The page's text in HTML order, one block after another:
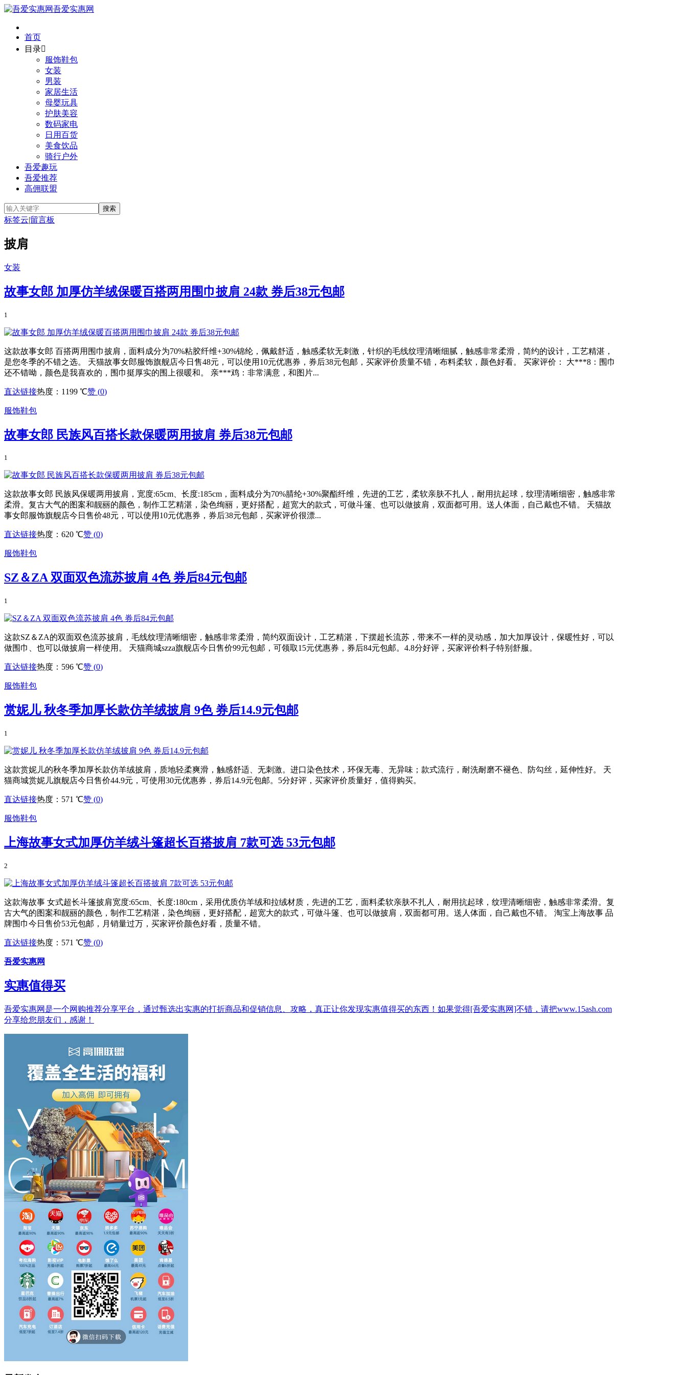
吾爱实惠网
首页
目录
服饰鞋包
女装
男装
家居生活
母婴玩具
护肤美容
数码家电
日用百货
美食饮品
骑行户外
吾爱趣玩
吾爱推荐
高佣联盟
标签云|留言板
披肩
女装
故事女郎 加厚仿羊绒保暖百搭两用围巾披肩 24款 券后38元包邮
1
这款故事女郎 百搭两用围巾披肩，面料成分为70%粘胶纤维+30%锦纶，佩戴舒适，触感柔软无刺激，针织的毛线纹理清晰细腻，触感非常柔滑，简约的设计，工艺精湛，
是您冬季的不错之选。 天猫故事女郎服饰旗舰店今日售48元，可以使用10元优惠券，券后38元包邮，买家评价质量不错，布料柔软，颜色好看。 买家评价： 大***8：围巾
还不错呦，颜色是我喜欢的，围巾挺厚实的围上很暖和。 亲***鸡：非常满意，和图片...
直达链接热度：1199 ℃赞 (0)
服饰鞋包
故事女郎 民族风百搭长款保暖两用披肩 券后38元包邮
1
这款故事女郎 民族风保暖两用披肩，宽度:65cm、长度:185cm，面料成分为70%腈纶+30%聚酯纤维，先进的工艺，柔软亲肤不扎人，耐用抗起球，纹理清晰细密，触感非常
柔滑。复古大气的图案和靓丽的颜色，制作工艺精湛，染色绚丽，更好搭配，超宽大的款式，可做斗篷、也可以做披肩，双面都可用。送人体面，自己戴也不错。 天猫故
事女郎服饰旗舰店今日售价48元，可以使用10元优惠券，券后38元包邮，买家评价很漂...
直达链接热度：620 ℃赞 (0)
服饰鞋包
SZ＆ZA 双面双色流苏披肩 4色 券后84元包邮
1
这款SZ＆ZA的双面双色流苏披肩，毛线纹理清晰细密，触感非常柔滑，简约双面设计，工艺精湛，下摆超长流苏，带来不一样的灵动感，加大加厚设计，保暖性好，可以
做围巾、也可以做披肩一样使用。 天猫商城szza旗舰店今日售价99元包邮，可领取15元优惠券，券后84元包邮。4.8分好评，买家评价料子特别舒服。
直达链接热度：596 ℃赞 (0)
服饰鞋包
赏妮儿 秋冬季加厚长款仿羊绒披肩 9色 券后14.9元包邮
1
这款赏妮儿的秋冬季加厚长款仿羊绒披肩，质地轻柔爽滑，触感舒适、无刺激。进口染色技术，环保无毒、无异味；款式流行，耐洗耐磨不褪色、防勾丝，延伸性好。 天
猫商城赏妮儿旗舰店今日售价44.9元，可使用30元优惠券，券后14.9元包邮。5分好评，买家评价质量好，值得购买。
直达链接热度：571 ℃赞 (0)
服饰鞋包
上海故事女式加厚仿羊绒斗篷超长百搭披肩 7款可选 53元包邮
2
这款海故事 女式超长斗篷披肩宽度:65cm、长度:180cm，采用优质仿羊绒和拉绒材质，先进的工艺，面料柔软亲肤不扎人，耐用抗起球，纹理清晰细密，触感非常柔滑。复
古大气的图案和靓丽的颜色，制作工艺精湛，染色绚丽，更好搭配，超宽大的款式，可做斗篷、也可以做披肩，双面都可用。送人体面，自己戴也不错。 淘宝上海故事 品
牌围巾今日售价53元包邮，月销量过万，买家评价颜色好看，质量不错。
直达链接热度：571 ℃赞 (0)
吾爱实惠网
实惠值得买
吾爱实惠网是一个网购推荐分享平台，通过甄选出实惠的打折商品和促销信息、攻略，真正让你发现实惠值得买的东西！如果觉得[吾爱实惠网]不错，请把www.15ash.com
分享给您朋友们，感谢！